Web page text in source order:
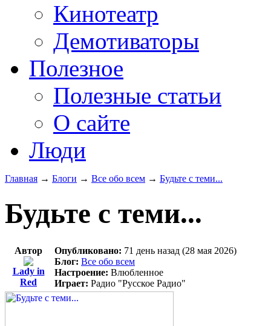
Кинотеатр
Демотиваторы
Полезное
Полезные статьи
О сайте
Люди
Главная → Блоги → Все обо всем → Будьте с теми...
Будьте с теми...
Автор
Lady in
Red
Опубликовано: 71 день назад (28 мая 2026)
Блог: Все обо всем
Настроение: Влюбленное
Играет: Радио "Русское Радио"